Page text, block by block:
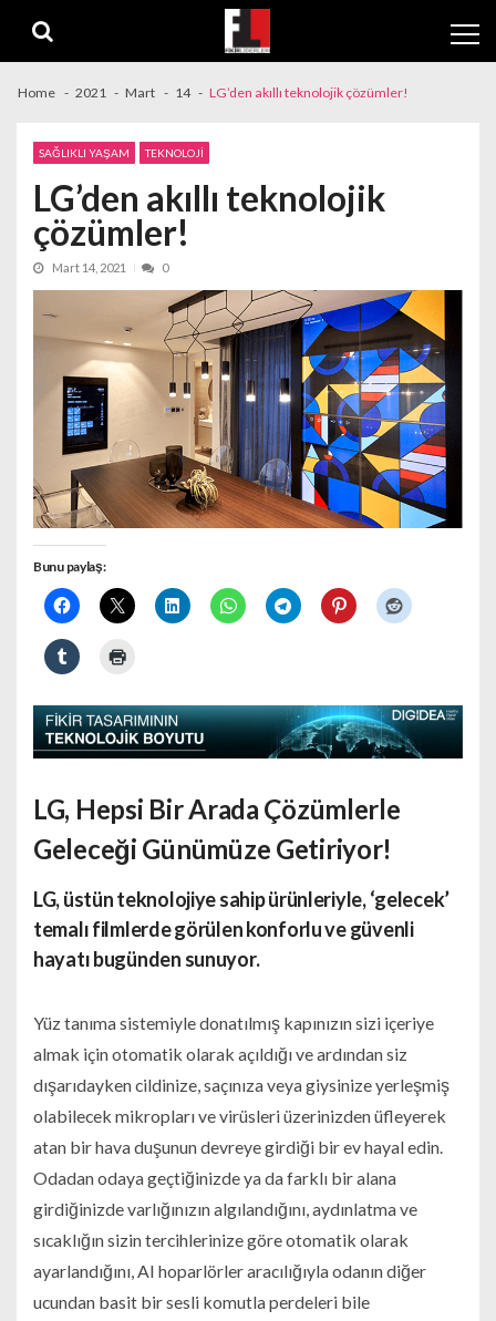
navigation
content
Home 2021 Mart 14 LG’den akıllı teknolojik çözümler!
SAĞLIKLI YAŞAM TEKNOLOJİ
LG’den akıllı teknolojik
çözümler!
Mart 14, 2021 0
Bunu paylaş:
LG, Hepsi Bir Arada Çözümlerle
Geleceği Günümüze Getiriyor!
LG, üstün teknolojiye sahip ürünleriyle, ‘gelecek’
temalı filmlerde görülen konforlu ve güvenli
hayatı bugünden sunuyor.
Yüz tanıma sistemiyle donatılmış kapınızın sizi içeriye
almak için otomatik olarak açıldığı ve ardından siz
dışarıdayken cildinize, saçınıza veya giysinize yerleşmiş
olabilecek mikropları ve virüsleri üzerinizden üfleyerek
atan bir hava duşunun devreye girdiği bir ev hayal edin.
Odadan odaya geçtiğinizde ya da farklı bir alana
girdiğinizde varlığınızın algılandığını, aydınlatma ve
sıcaklığın sizin tercihlerinize göre otomatik olarak
ayarlandığını, AI hoparlörler aracılığıyla odanın diğer
ucundan basit bir sesli komutla perdeleri bile